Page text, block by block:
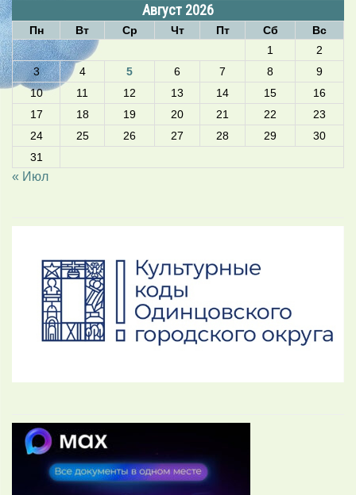
Август 2026
Пн Вт Ср Чт Пт Сб
Вс
1
2
3
4 5 6 7 8
9
10
11 12 13 14 15
16
17
18 19 20 21 22
23
24
25 26 27 28 29
30
31
« Июл